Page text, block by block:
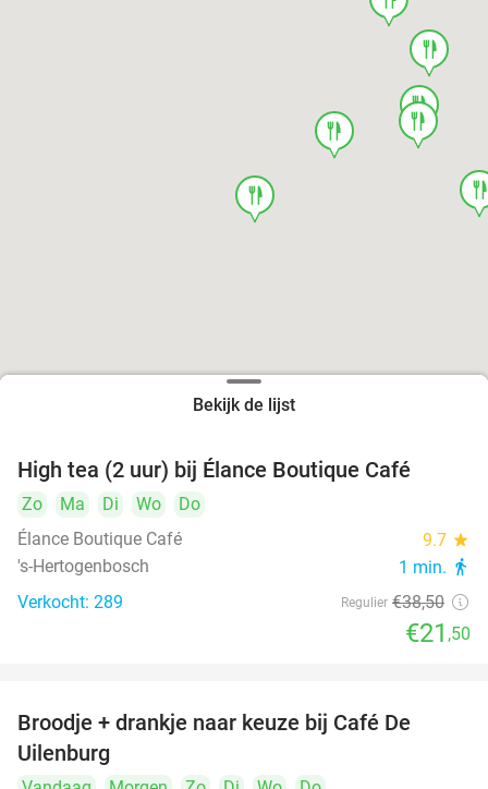
food
food
food
food
food
Bekijk de lijst
High tea (2 uur) bij Élance Boutique Café
Zo Ma Di Wo
Do
Élance Boutique Café
9.7 star
's-Hertogenbosch 1 min. directions_walk
Verkocht: 289 Regulier €38,50
€21 ,50
Broodje + drankje naar keuze bij Café De
Uilenburg